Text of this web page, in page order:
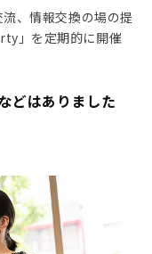
、情報交換の場の提
」を定期的に開催
どはありました